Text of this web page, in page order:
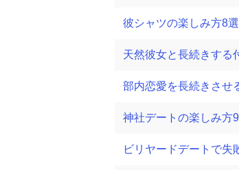
彼シャツの楽しみ方8
天然彼女と長続きする
部内恋愛を長続きさせ
神社デートの楽しみ方
ビリヤードデートで失